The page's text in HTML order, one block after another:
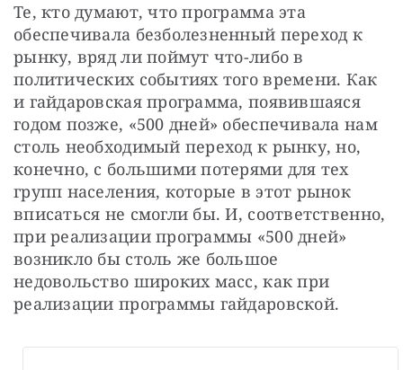
Те, кто думают, что программа эта
обеспечивала безболезненный переход к
рынку, вряд ли поймут что-либо в
политических событиях того времени. Как
и гайдаровская программа, появившаяся
годом позже, «500 дней» обеспечивала нам
столь необходимый переход к рынку, но,
конечно, с большими потерями для тех
групп населения, которые в этот рынок
вписаться не смогли бы. И, соответственно,
при реализации программы «500 дней»
возникло бы столь же большое
недовольство широких масс, как при
реализации программы гайдаровской.